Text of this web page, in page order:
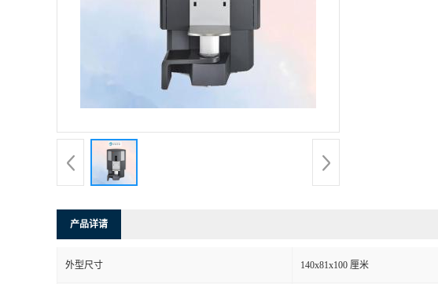
产品详请
外型尺寸 140x81x100 厘米